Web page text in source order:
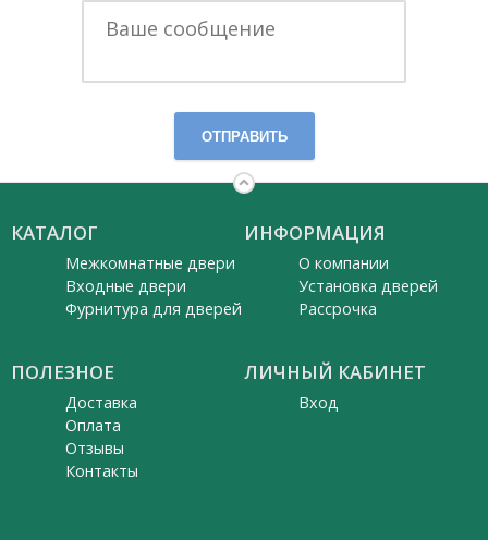
ОТПРАВИТЬ
КАТАЛОГ
Межкомнатные двери
Входные двери
Фурнитура для дверей
ПОЛЕЗНОЕ
Доставка
Оплата
Отзывы
Контакты
ИНФОРМАЦИЯ
О компании
Установка дверей
Рассрочка
ЛИЧНЫЙ КАБИНЕТ
Вход